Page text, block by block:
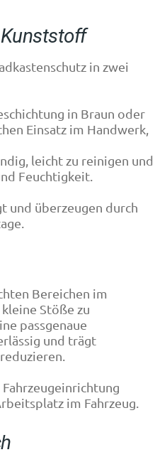
in zwei
in Braun oder
Einsatz im Handwerk,
leicht zu reinigen und
Feuchtigkeit.
und überzeugen durch
Bereichen im
Stöße zu
passgenaue
und trägt
im Fahrzeug.